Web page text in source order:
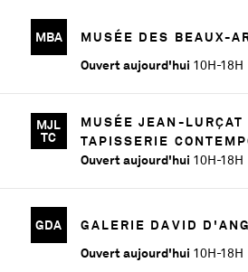
MBA
MUSÉE DES BEAUX-
Ouvert aujourd'hui 10H-18H
MJL
TC
MUSÉE JEAN-LURÇAT
TAPISSERIE
Ouvert aujourd'hui 10H-18H
GDA
GALERIE DAVID
Ouvert aujourd'hui 10H-18H